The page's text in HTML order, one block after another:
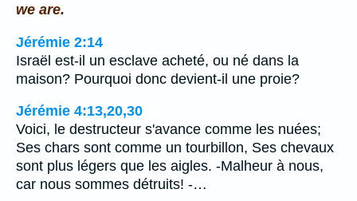
we are.
Jérémie 2:14
Israël est-il un esclave acheté, ou né dans la
maison? Pourquoi donc devient-il une proie?
Jérémie 4:13,20,30
Voici, le destructeur s'avance comme les nuées;
Ses chars sont comme un tourbillon, Ses chevaux
sont plus légers que les aigles. -Malheur à nous,
car nous sommes détruits! -…